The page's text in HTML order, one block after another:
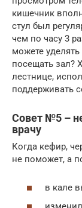
кишечник
стул был
чем по часу 3
можете
посещать зал?
лестнице,
поддерживать
Совет №5 –
врачу
Когда кефир,
не поможет, а
в кале